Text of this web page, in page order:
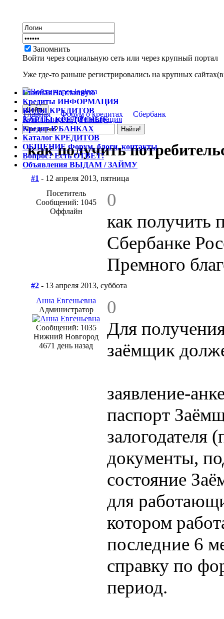
Запомнить
Войти через социальную сеть или через крупный портал
Уже где-то раньше регистрировались на крупных
Забыли пароль? Регистрация
ГлавнаяНа главную
Кредиты ИНФОРМАЦИЯ
ВИДЫ КРЕДИТОВ
КАРТЫКРЕДИТНЫЕ
КредитВ БАНКАХ
Каталог КРЕДИТОВ
ОБЩЕНИЕФорум, блоги, контакты
Вопрос?Есть ОТВЕТ!
Объявления ВЫДАМ / ЗАЙМУ
Главная Форум о кредитах Сбербанк
как получить
#1 - 12 апреля 2013, пятница
Посетитель
Сообщений: 1045
Оффлайн
0
как получить
Сбербанке
Премного
#2 - 13 апреля 2013, суббота
Анна Евгеньевна
Администратор
Сообщений: 1035
Нижний Новгород
4671 день назад
0
Для
заёмщик
заявление-
паспорт
залогодателя
документы,
состояние
для
котором
последние 6
справку по
период.